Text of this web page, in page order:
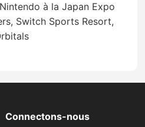
à la Japan Expo
Switch Sports Resort,
Connectons-nous